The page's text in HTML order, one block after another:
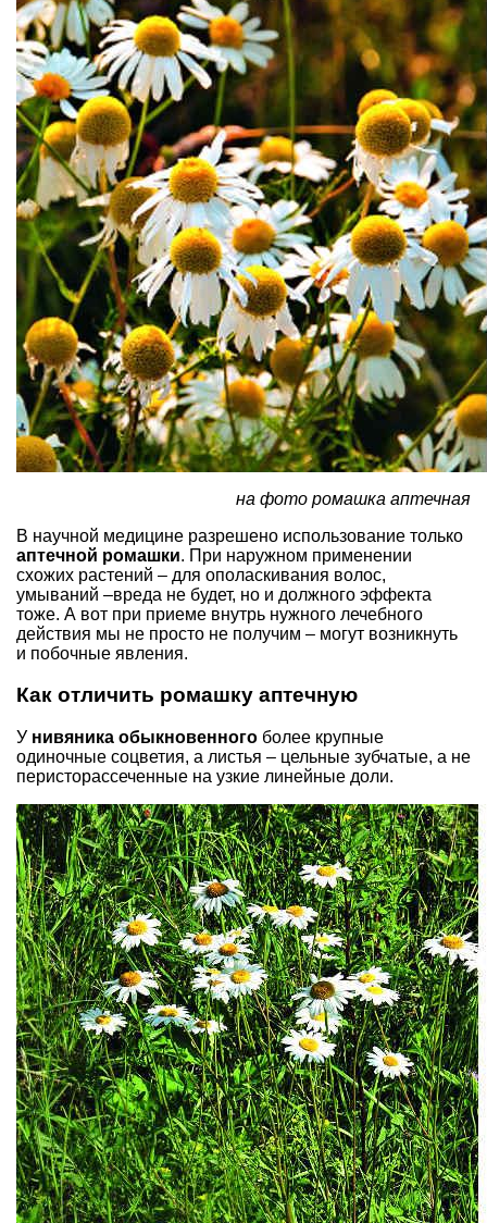
на фото ромашка аптечная
В научной медицине разрешено использование только
аптечной ромашки. При наружном применении
схожих растений – для ополаскивания волос,
умываний –вреда не будет, но и должного эффекта
тоже. А вот при приеме внутрь нужного лечебного
действия мы не просто не получим – могут возникнуть
и побочные явления.
Как отличить ромашку аптечную
У нивяника обыкновенного более крупные
одиночные соцветия, а листья – цельные зубчатые, а не
перисторассеченные на узкие линейные доли.